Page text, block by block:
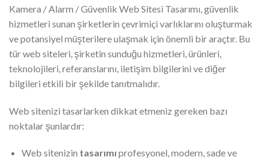
Kamera / Alarm / Güvenlik Web Sitesi Tasarımı, güvenlik
hizmetleri sunan şirketlerin çevrimiçi varlıklarını oluşturmak
ve potansiyel müşterilere ulaşmak için önemli bir araçtır. Bu
tür web siteleri, şirketin sunduğu hizmetleri, ürünleri,
teknolojileri, referanslarını, iletişim bilgilerini ve diğer
bilgileri etkili bir şekilde tanıtmalıdır.
Web sitenizi tasarlarken dikkat etmeniz gereken bazı
noktalar şunlardır:
Web sitenizin tasarımı profesyonel, modern, sade ve